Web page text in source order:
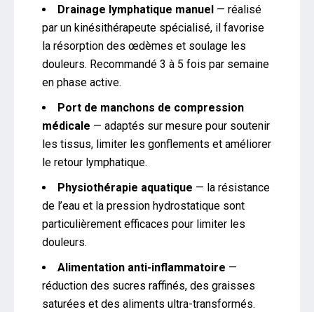
Drainage lymphatique manuel — réalisé
par un kinésithérapeute spécialisé, il favorise
la résorption des œdèmes et soulage les
douleurs. Recommandé 3 à 5 fois par semaine
en phase active.
Port de manchons de compression
médicale — adaptés sur mesure pour soutenir
les tissus, limiter les gonflements et améliorer
le retour lymphatique.
Physiothérapie aquatique — la résistance
de l’eau et la pression hydrostatique sont
particulièrement efficaces pour limiter les
douleurs.
Alimentation anti-inflammatoire —
réduction des sucres raffinés, des graisses
saturées et des aliments ultra-transformés.